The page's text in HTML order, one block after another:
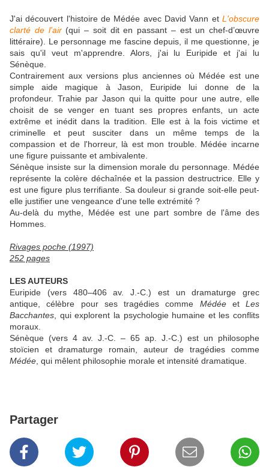
J'ai découvert l'histoire de Médée avec David Vann et L'obscure
clarté de l'air(qui – soit dit en passant – est un chef-d’œuvre
littéraire). Le personnage me fascine depuis, il me questionne, je
sais qu'il veut m'apprendre. Alors, j'ai lu Euripide et j'ai lu
Sénèque.
Contrairement aux versions plus anciennes où Médée est une
simple aide magique à Jason, Euripide lui donne de la
profondeur. Trahie par Jason qui la quitte pour une autre, elle
choisit de se venger en tuant ses propres enfants, un acte
extrême et inédit dans la tradition. Elle est à la fois victime et
criminelle et peut susciter dans un même temps de la
compassion et de l'horreur, là est mon trouble. Médée incarne
une figure puissante et ambivalente.
Sénèque insiste sur la dimension morale du personnage. Médée
représente la colère déchaînée et la passion destructrice. Elle y
est une figure plus terrifiante. Sa douleur si grande soit-elle peut-
elle justifier une vengeance d'une telle extrémité ?
Au-delà du mythe, Médée est une part sombre de l'âme des
Hommes.
Rivages poche (1997)
252 pages
LES AUTEURS
Euripide (vers 480–406 av. J.-C.) est un dramaturge grec
antique, célèbre pour ses tragédies comme Médéeet Les
Bacchantes , qui explorent la psychologie humaine et les conflits
moraux.
Sénèque (vers 4 av. J.-C. – 65 ap. J.-C.) est un philosophe
stoïcien et dramaturge romain, auteur de tragédies comme
Médée , qui mêlent philosophie morale et intensité dramatique.
Partager